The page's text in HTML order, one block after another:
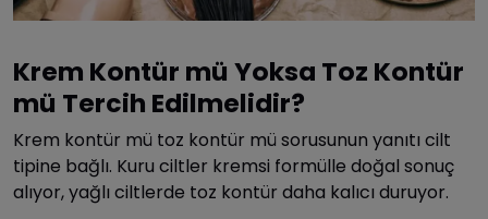
Krem Kontür mü Yoksa Toz Kontür
mü Tercih Edilmelidir?
Krem kontür mü toz kontür mü sorusunun yanıtı cilt
tipine bağlı. Kuru ciltler kremsi formülle doğal sonuç
alıyor, yağlı ciltlerde toz kontür daha kalıcı duruyor.